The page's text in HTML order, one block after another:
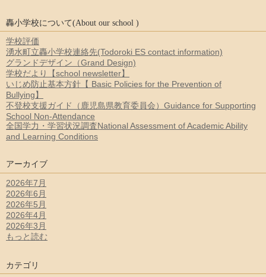
轟小学校について(About our school )
学校評価
湧水町立轟小学校連絡先(Todoroki ES contact information)
グランドデザイン（Grand Design)
学校だより【school newsletter】
いじめ防止基本方針【 Basic Policies for the Prevention of
Bullying】
不登校支援ガイド（鹿児島県教育委員会）Guidance for Supporting
School Non-Attendance
全国学力・学習状況調査National Assessment of Academic Ability
and Learning Conditions
アーカイブ
2026年7月
2026年6月
2026年5月
2026年4月
2026年3月
もっと読む
カテゴリ